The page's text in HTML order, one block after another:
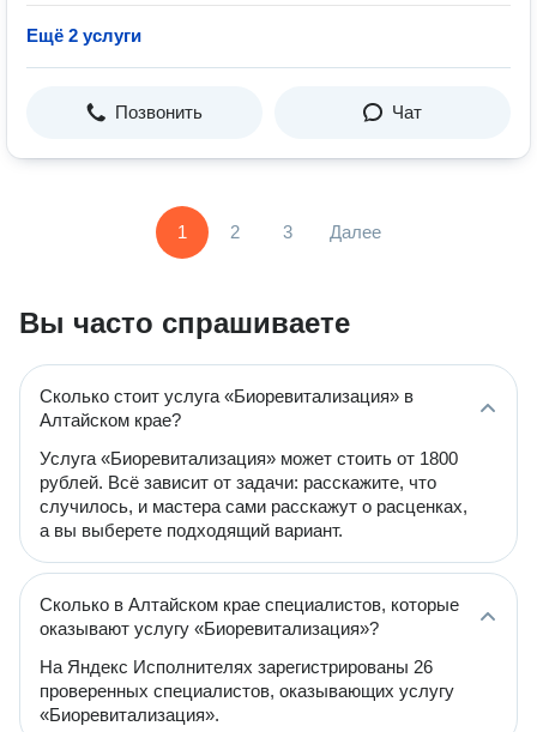
Ещё 2 услуги
Позвонить Чат
1 2 3 Далее
Вы часто спрашиваете
Сколько стоит услуга «Биоревитализация» в
Алтайском крае?
Услуга «Биоревитализация» может стоить от 1800
рублей. Всё зависит от задачи: расскажите, что
случилось, и мастера сами расскажут о расценках,
а вы выберете подходящий вариант.
Сколько в Алтайском крае специалистов, которые
оказывают услугу «Биоревитализация»?
На Яндекс Исполнителях зарегистрированы 26
проверенных специалистов, оказывающих услугу
«Биоревитализация».